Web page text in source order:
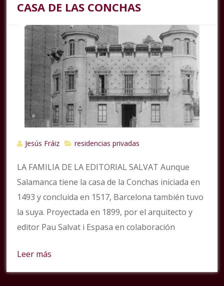
CASA DE LAS CONCHAS
Jesús Fráiz residencias privadas
LA FAMILIA DE LA EDITORIAL SALVAT Aunque
Salamanca tiene la casa de la Conchas iniciada en
1493 y concluida en 1517, Barcelona también tuvo
la suya. Proyectada en 1899, por el arquitecto y
editor Pau Salvat i Espasa en colaboración
Leer más